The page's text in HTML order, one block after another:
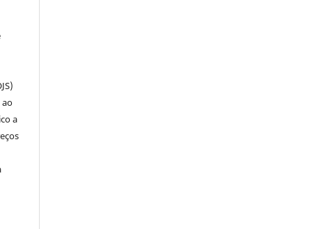
ao
a